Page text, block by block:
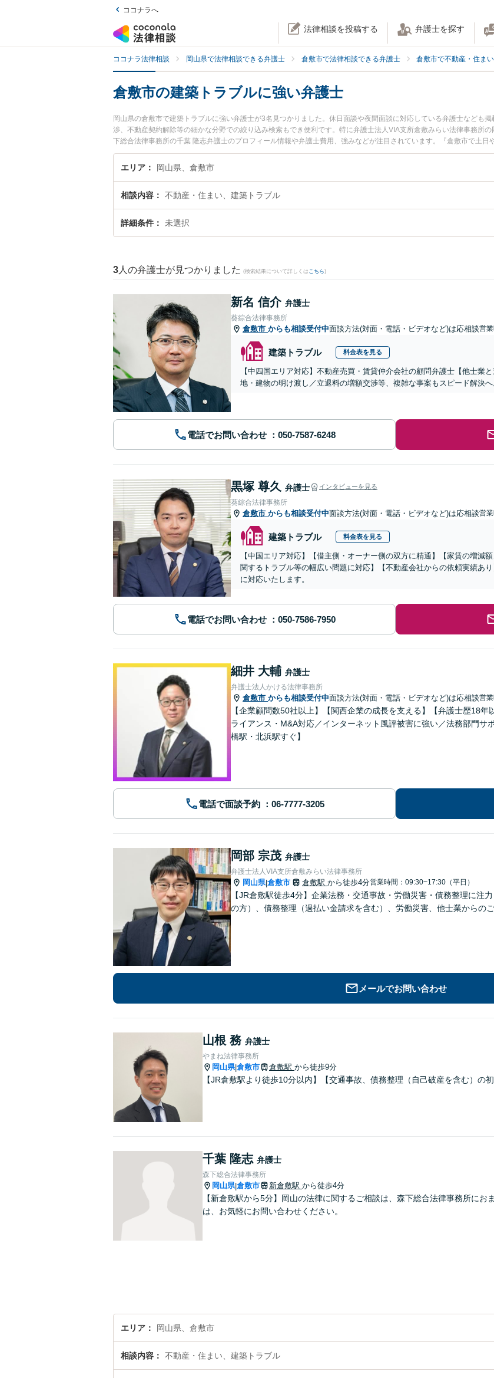
ココナラへ
法律相談を投稿する 弁護士を探す
ココナラ法律相談 岡山県で法律相談できる弁護士 倉敷市で法律相談できる弁護士 倉敷市で不動産・住ま
倉敷市の建築トラブルに強い弁護士
岡山県の倉敷市で建築トラブルに強い弁護士が3名見つかりました。休日面談や夜間面談に対応している弁護士なども
渉、不動産契約解除等の細かな分野での絞り込み検索もでき便利です。特に弁護士法人VIA支所倉敷みらい法律事務所
下総合法律事務所の千葉 隆志弁護士のプロフィール情報や弁護士費用、強みなどが注目されています。『倉敷市で土
士に相談したい』『建築トラブルのトラブル解決の実績豊富な近くの弁護士を検索したい』『初回相談無料で建築トラ
などでお困りの相談者さんにおすすめです。
エリア 岡山県、倉敷市
相談内容 不動産・住まい、建築トラブル
詳細条件 未選択
3 人の弁護士が見つかりました (検索結果について詳しくは こちら)
新名 信介 弁護士
葵綜合法律事務所
倉敷市 からも相談受付中面談方法(対面・電話・ビデオなど)は応相談営
建築トラブル 料金表を見る
【中四国エリア対応】不動産売買・賃貸仲介会社の顧問弁護士【他士業
地・建物の明け渡し／立退料の増額交渉等、複雑な事案もスピード解決
電話でお問い合わせ
黒塚 尊久 弁護士 インタビューを見る
葵綜合法律事務所
倉敷市 からも相談受付中面談方法(対面・電話・ビデオなど)は応相談営
建築トラブル 料金表を見る
【中国エリア対応】【借主側・オーナー側の双方に精通】【家賃の増減
関するトラブル等の幅広い問題に対応】【不動産会社からの依頼実績あ
に対応いたします。
電話でお問い合わせ
細井 大輔 弁護士
弁護士法人かける法律事務所
倉敷市 からも相談受付中面談方法(対面・電話・ビデオなど)は応相談営
【企業顧問数50社以上】【関西企業の成長を支える】【弁護士歴18
ライアンス・M&A対応／インターネット風評被害に強い／法務部門サ
橋駅・北浜駅すぐ】
電話で面談予約
岡部 宗茂 弁護士
弁護士法人VIA支所倉敷みらい法律事務所
岡山県|倉敷市 倉敷駅 から徒歩4分営業時間：09:30~17:30（平日）
【JR倉敷駅徒歩4分】企業法務・交通事故・労働災害・債務整理に注
の方）、債務整理（過払い金請求を含む）、労働災害、他士業からの
メールでお問い合わせ
山根 務 弁護士
やまね法律事務所
岡山県|倉敷市 倉敷駅 から徒歩9分
【JR倉敷駅より徒歩10分以内】【交通事故、債務整理（自己破産を含む）の
千葉 隆志 弁護士
森下総合法律事務所
岡山県|倉敷市 新倉敷駅 から徒歩4分
【新倉敷駅から5分】岡山の法律に関するご相談は、森下総合法律事務所にお
は、お気軽にお問い合わせください。
エリア 岡山県、倉敷市
相談内容 不動産・住まい、建築トラブル